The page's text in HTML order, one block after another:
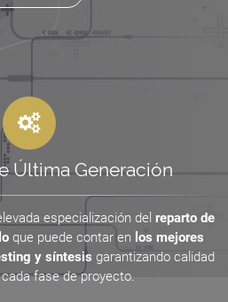
Última Generación
especialización del reparto de
que puede contar en los mejores
y síntesis garantizando calidad
fase de proyecto.